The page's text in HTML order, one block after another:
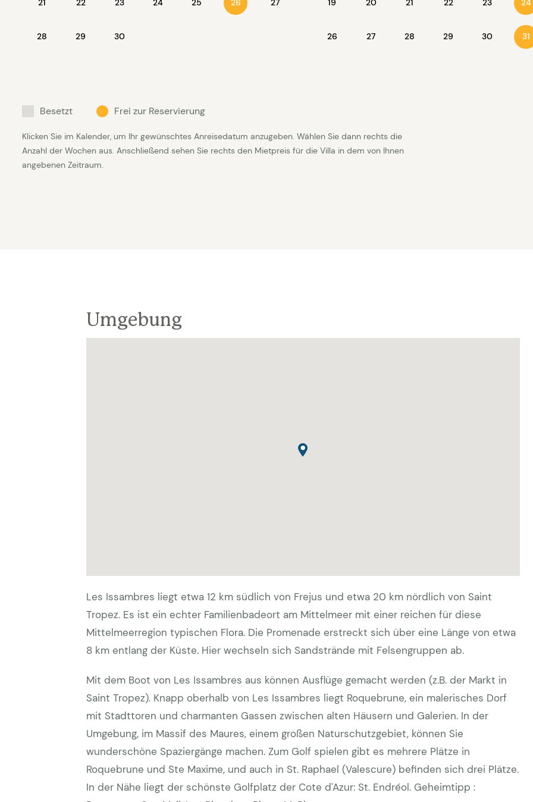
21 22 23 24 25 26 27
28 29 30
19 20 21 22 23 24
26 27 28 29 30 31
Besetzt Frei zur Reservierung
Klicken Sie im Kalender, um Ihr gewünschtes Anreisedatum anzugeben. Wählen Sie dann rechts die
Anzahl der Wochen aus. Anschließend sehen Sie rechts den Mietpreis für die Villa in dem von Ihnen
angebenen Zeitraum.
Umgebung
Les Issambres liegt etwa 12 km südlich von Frejus und etwa 20 km nördlich von Saint
Tropez. Es ist ein echter Familienbadeort am Mittelmeer mit einer reichen für diese
Mittelmeerregion typischen Flora. Die Promenade erstreckt sich über eine Länge von etwa
8 km entlang der Küste. Hier wechseln sich Sandstrände mit Felsengruppen ab.
Mit dem Boot von Les Issambres aus können Ausflüge gemacht werden (z.B. der Markt in
Saint Tropez). Knapp oberhalb von Les Issambres liegt Roquebrune, ein malerisches Dorf
mit Stadttoren und charmanten Gassen zwischen alten Häusern und Galerien. In der
Umgebung, im Massif des Maures, einem großen Naturschutzgebiet, können Sie
wunderschöne Spaziergänge machen. Zum Golf spielen gibt es mehrere Plätze in
Roquebrune und Ste Maxime, und auch in St. Raphael (Valescure) befinden sich drei Plätze.
In der Nähe liegt der schönste Golfplatz der Cote d'Azur: St. Endréol. Geheimtipp :